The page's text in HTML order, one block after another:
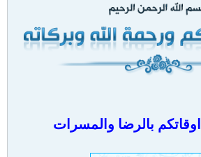
اوقاتكم بالرضا والمسرات